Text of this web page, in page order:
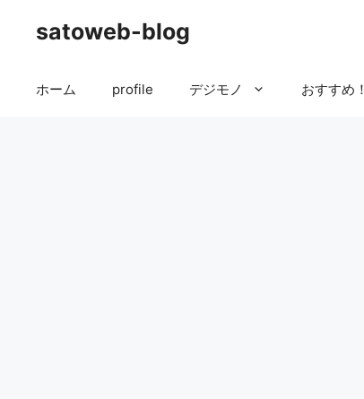
satoweb-blog
ホーム profile デジモノ おすすめ！